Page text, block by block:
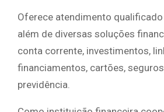
Oferece atendimento
além de diversas soluções
conta corrente, investimentos,
financiamentos, cartões,
previdência.